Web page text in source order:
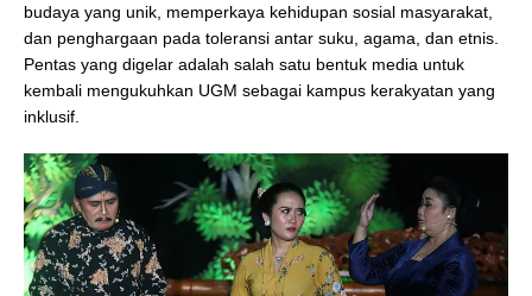
budaya yang unik, memperkaya kehidupan sosial masyarakat,
dan penghargaan pada toleransi antar suku, agama, dan etnis.
Pentas yang digelar adalah salah satu bentuk media untuk
kembali mengukuhkan UGM sebagai kampus kerakyatan yang
inklusif.